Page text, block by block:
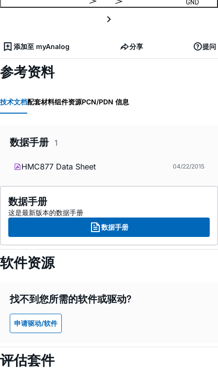
添加至 myAnalog 分享 提问
参考资料
技术文档配套材料组件资源PCN/PDN 信息
数据手册 1
HMC877 Data Sheet 04/22/2015
数据手册
这是最新版本的数据手册
数据手册
软件资源
找不到您所需的软件或驱动?
申请驱动/软件
评估套件